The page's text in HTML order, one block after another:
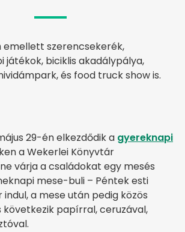
emellett szerencsekerék,
játékok, biciklis akadálypálya,
és food truck show is.
29-én elkezdődik a gyereknapi
a Wekerlei Könyvtár
várja a családokat egy mesés
mese-buli – Péntek esti
indul, a mese után pedig közös
következik papírral, ceruzával,